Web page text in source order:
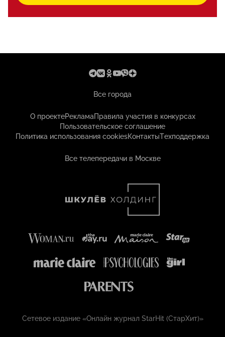
Все города
О проектеРекламаПравила участия в конкурсах
Пользовательское соглашение
Политика использования cookiesКонтактыТехподдержка
Все телепередачи в Москве
Сетевое издание «Онлайн журнал StarHit (СтарХит)»